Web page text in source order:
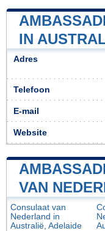
IN
Adres
Telefoon
E-mail
Website
VAN
Consulaat van
Nederland in
Australië, Adelaide